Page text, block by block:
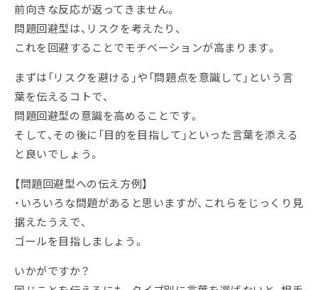
前向きな反応が返ってきません。
問題回避型は、リスクを考えたり、
これを回避することでモチベーションが高まります。
まずは「リスクを避ける」や「問題点を意識して」という言
葉を伝えるコトで、
問題回避型の意識を高めることです。
そして、その後に「目的を目指して」といった言葉を添える
と良いでしょう。
【問題回避型への伝え方例】
・いろいろな問題があると思いますが、これらをじっくり見
据えたうえで、
ゴールを目指しましょう。
いかがですか？